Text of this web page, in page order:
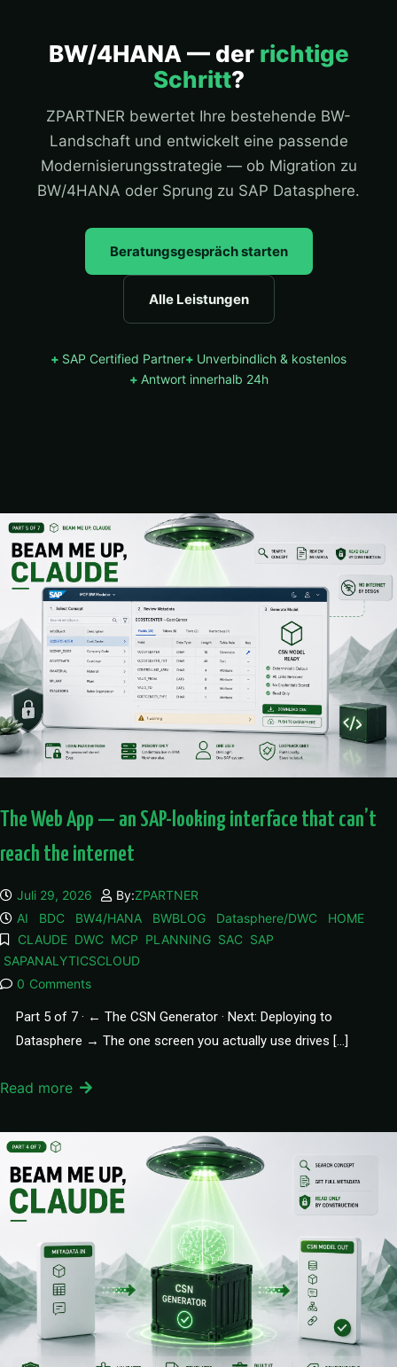
BW/4HANA — der richtige
Schritt?
ZPARTNER bewertet Ihre bestehende BW-
Landschaft und entwickelt eine passende
Modernisierungsstrategie — ob Migration zu
BW/4HANA oder Sprung zu SAP Datasphere.
Beratungsgespräch starten
Alle Leistungen
SAP Certified Partner
Unverbindlich & kostenlos
Antwort innerhalb 24h
The Web App — an SAP-looking interface that can’t
reach the internet
Juli 29, 2026 By:ZPARTNER
AI
BDC BW4/HANA BWBLOG Datasphere/DWC
HOME
CLAUDE DWC MCP PLANNING SAC SAP
SAPANALYTICSCLOUD
0 Comments
Part 5 of 7 · ← The CSN Generator · Next: Deploying to
Datasphere → The one screen you actually use drives […]
Read more